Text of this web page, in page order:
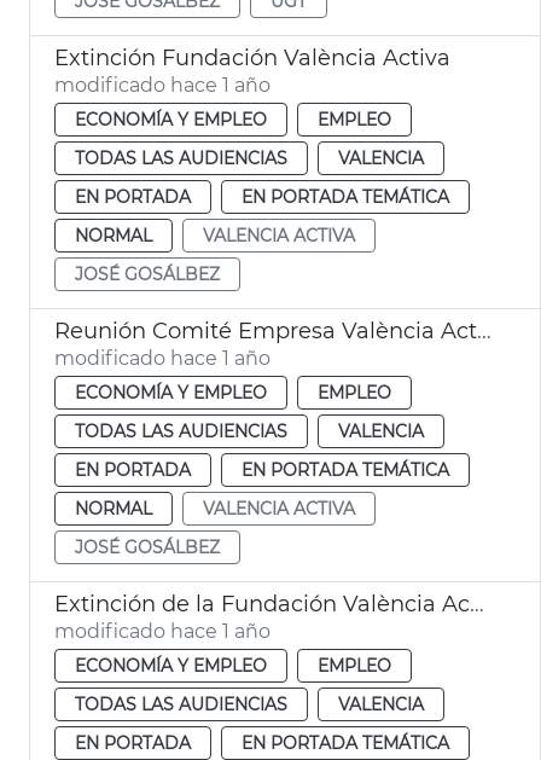
Extinción Fundación València Activa
modificado hace 1 año
ECONOMÍA Y EMPLEO
EMPLEO
TODAS LAS AUDIENCIAS
VALENCIA
EN PORTADA
EN PORTADA TEMÁTICA
NORMAL
VALENCIA ACTIVA
JOSÉ GOSÁLBEZ
Reunión Comité Empresa València Activa
modificado hace 1 año
ECONOMÍA Y EMPLEO
EMPLEO
TODAS LAS AUDIENCIAS
VALENCIA
EN PORTADA
EN PORTADA TEMÁTICA
NORMAL
VALENCIA ACTIVA
JOSÉ GOSÁLBEZ
Extinción de la Fundación València Activa
modificado hace 1 año
ECONOMÍA Y EMPLEO
EMPLEO
TODAS LAS AUDIENCIAS
VALENCIA
EN PORTADA
EN PORTADA TEMÁTICA